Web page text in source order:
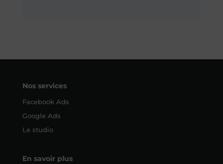
Nos services
Facebook Ads
Google Ads
Le studio
En savoir plus